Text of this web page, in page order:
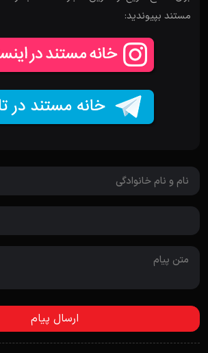
مستند بپیوندید: